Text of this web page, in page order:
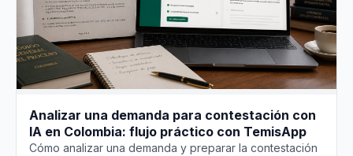
Analizar una demanda para contestación con
IA en Colombia: flujo práctico con TemisApp
Cómo analizar una demanda y preparar la contestación